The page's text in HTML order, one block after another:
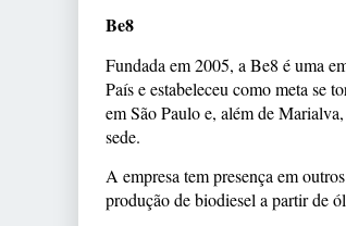
Be8
Fundada em 2005, a Be8 é uma
País e estabeleceu como meta se
em São Paulo e, além de
sede.
A empresa tem presença em
produção de biodiesel a partir de